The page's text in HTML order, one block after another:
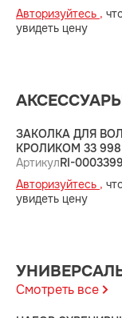
Авторизуйтесь ,
увидеть цену
ЗАКОЛКА ДЛЯ
КРОЛИКОМ 33 998
АртикулRI-
Авторизуйтесь ,
увидеть цену
Смотреть все